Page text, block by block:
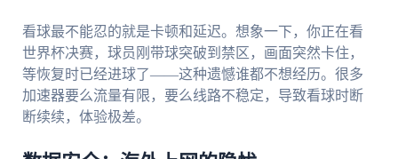
看球最不能忍的就是卡顿和延迟。想象一下，你正在看
世界杯决赛，球员刚带球突破到禁区，画面突然卡住，
等恢复时已经进球了——这种遗憾谁都不想经历。很多
加速器要么流量有限，要么线路不稳定，导致看球时断
断续续，体验极差。